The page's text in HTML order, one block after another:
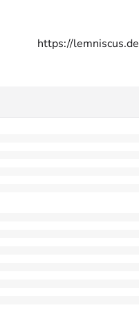
https://lemniscus.de